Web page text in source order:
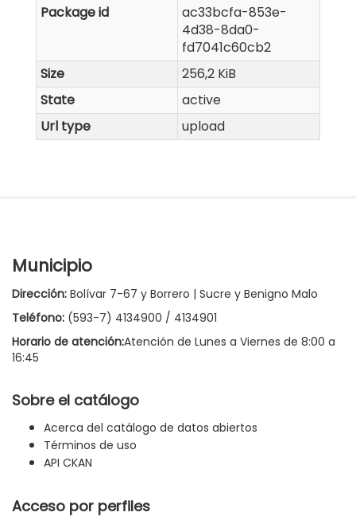
Package id
ac33bcfa-853e-
4d38-8da0-
fd7041c60cb2
Size
256,2 KiB
State
active
Url type
upload
Municipio
Dirección: Bolívar 7-67 y Borrero | Sucre y Benigno Malo
Teléfono: (593-7) 4134900 / 4134901
Horario de atención:Atención de Lunes a Viernes de 8:00 a
16:45
Sobre el catálogo
Acerca del catálogo de datos abiertos
Términos de uso
API CKAN
Acceso por perfiles